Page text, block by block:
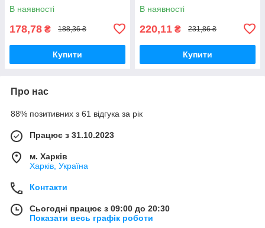
В наявності
178,78 ₴ 188,36 ₴
Купити
В наявності
220,11 ₴ 231,86 ₴
Купити
Про нас
88% позитивних з 61 відгука за рік
Працює з 31.10.2023
м. Харків
Харків, Україна
Контакти
Сьогодні працює з 09:00 до 20:30
Показати весь графік роботи